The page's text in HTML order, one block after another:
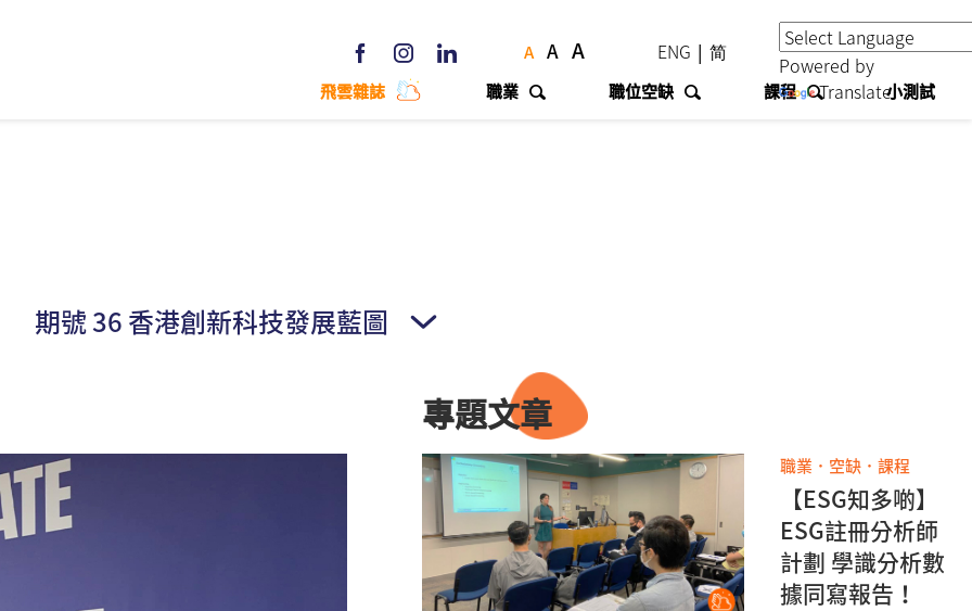
A A A ENG | 简
飛雲雜誌 職業 職位空缺 課程 小測試
Powered by
Translate
期號 36 香港創新科技發展藍圖
專題文章
職業．空缺．課程
【ESG知多啲】
ESG註冊分析師
計劃 學識分析數
據同寫報告！